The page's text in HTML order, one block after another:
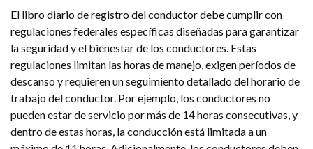
El libro diario de registro del conductor debe cumplir con
regulaciones federales específicas diseñadas para garantizar
la seguridad y el bienestar de los conductores. Estas
regulaciones limitan las horas de manejo, exigen períodos de
descanso y requieren un seguimiento detallado del horario de
trabajo del conductor. Por ejemplo, los conductores no
pueden estar de servicio por más de 14 horas consecutivas, y
dentro de estas horas, la conducción está limitada a un